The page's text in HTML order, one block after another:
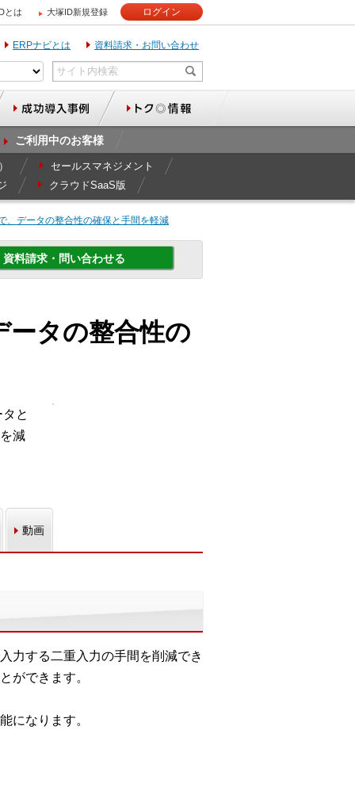
とは 大塚ID新規登録 ログイン
ERPナビとは 資料請求・お問い合わせ
ご利用中のお客様
セールスマネジメント
クラウドSaaS版
、データの整合性の確保と手間を軽減
資料請求・問い合わせる
タの整合性の
と
減
動画
力する二重入力の手間を削減でき
ができます。
になります。